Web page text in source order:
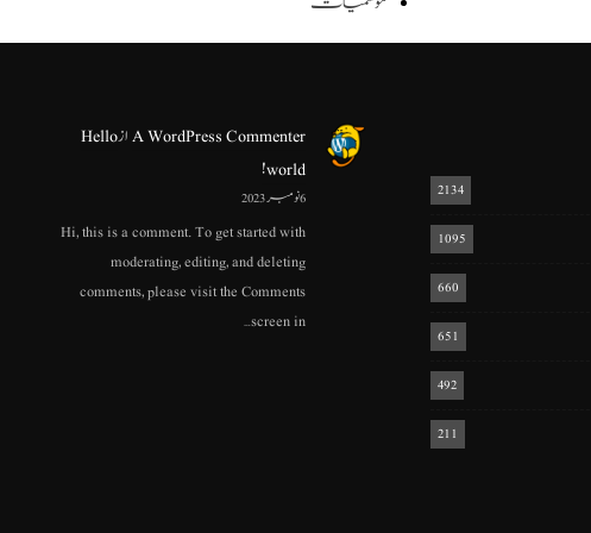
2134
1095
660
651
492
211
A WordPress CommenterازHello
world!
6 نومبر 2023
Hi, this is a comment. To get started with
moderating, editing, and deleting
comments, please visit the Comments
screen in…